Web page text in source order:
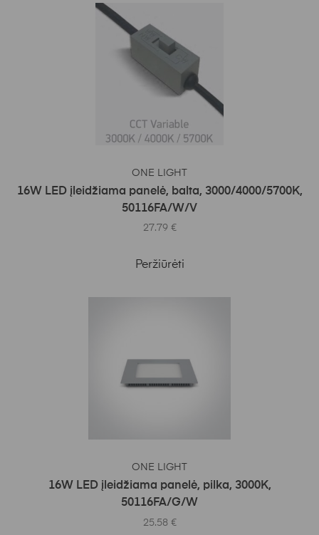
ONE LIGHT
16W LED įleidžiama panelė, balta, 3000/4000/5700K,
50116FA/W/V
27.79 €
Peržiūrėti
ONE LIGHT
16W LED įleidžiama panelė, pilka, 3000K,
50116FA/G/W
25.58 €